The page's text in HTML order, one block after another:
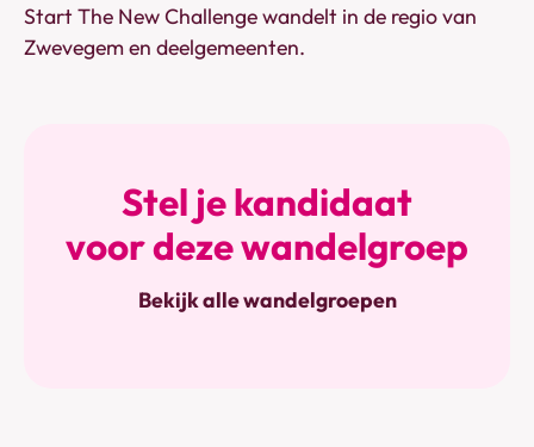
Start The New Challenge wandelt in de regio van
Zwevegem en deelgemeenten.
Stel je kandidaat
voor deze wandelgroep
Bekijk alle wandelgroepen